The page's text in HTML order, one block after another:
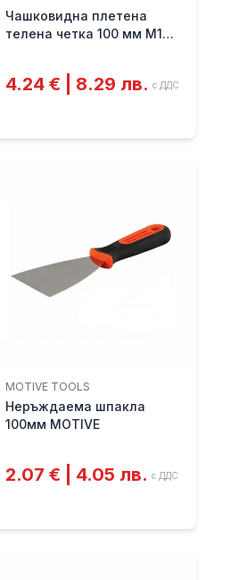
Чашковидна плетена
телена четка 100 мм M14
4.24 € | 8.29 лв. с ДДС
MOTIVE TOOLS
Неръждаема шпакла
100мм MOTIVE
2.07 € | 4.05 лв. с ДДС